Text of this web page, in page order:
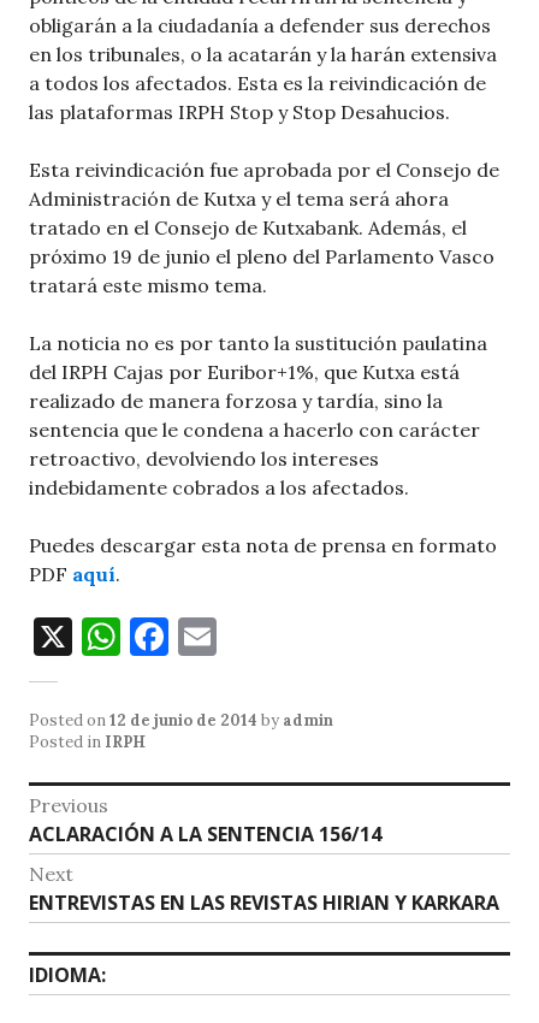
obligarán a la ciudadanía a defender sus derechos
en los tribunales, o la acatarán y la harán extensiva
a todos los afectados. Esta es la reivindicación de
las plataformas IRPH Stop y Stop Desahucios.
Esta reivindicación fue aprobada por el Consejo de
Administración de Kutxa y el tema será ahora
tratado en el Consejo de Kutxabank. Además, el
próximo 19 de junio el pleno del Parlamento Vasco
tratará este mismo tema.
La noticia no es por tanto la sustitución paulatina
del IRPH Cajas por Euribor+1%, que Kutxa está
realizado de manera forzosa y tardía, sino la
sentencia que le condena a hacerlo con carácter
retroactivo, devolviendo los intereses
indebidamente cobrados a los afectados.
Puedes descargar esta nota de prensa en formato
PDF aquí.
X W
at
s
A
p
p
F
c
b
o
o
k
ai
Posted on12 de junio de 2014 by admin
Posted in IRPH
Navegación
de
entradas
Previous
Previous
post:
ACLARACIÓN A LA SENTENCIA 156/14
Next
Next
post:
ENTREVISTAS EN LAS REVISTAS HIRIAN Y KARKARA
IDIOMA: